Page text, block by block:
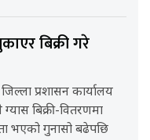
बिक्री गरे
प्रशासन कार्यालय
बिक्री-वितरणमा
भएको गुनासो बढेपछि